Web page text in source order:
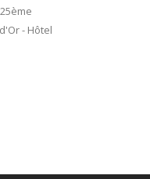
- Hôtel